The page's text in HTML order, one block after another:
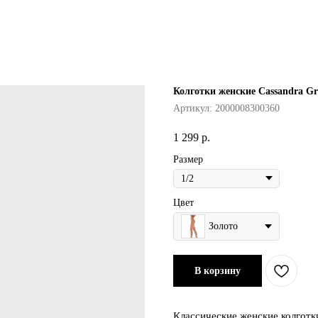
Колготки женские Cassandra
Артикул: 2000008300360
1 299 р.
Размер
Цвет
Золото
В корзину